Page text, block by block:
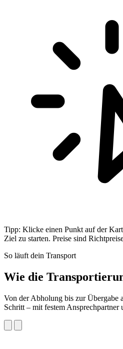
Tipp: Klicke einen Punkt auf der
Ziel zu starten. Preise sind
So läuft dein Transport
Wie die
Von der Abholung bis zur Übergabe
Schritt – mit festem